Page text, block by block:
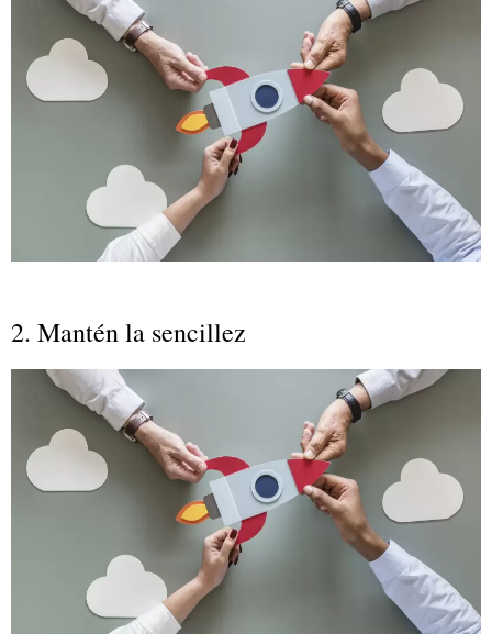
2. Mantén la sencillez